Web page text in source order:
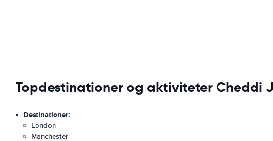
Topdestinationer og aktiviteter Cheddi
Destinationer:
London
Manchester